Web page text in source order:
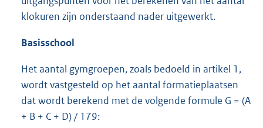
klokuren zijn onderstaand nader uitgewerkt.
Basisschool
Het aantal gymgroepen, zoals bedoeld in artikel 1,
wordt vastgesteld op het aantal formatieplaatsen
dat wordt berekend met de volgende formule G = (A
+ B + C + D) / 179: